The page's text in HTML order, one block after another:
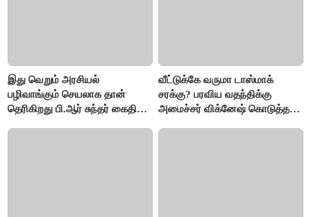
இது வெறும் அரசியல்
பழிவாங்கும் செயலாக தான்
தெரிகிறது பி.ஆர் சுந்தர் கைதிற்கு
வீட்டுக்கே வருமா டாஸ்மாக்
சரக்கு? பரவிய வதந்திக்கு
அமைச்சர் விக்னேஷ் கொடுத்த